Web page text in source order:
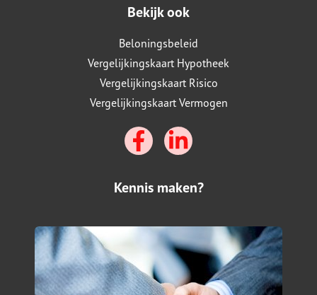
Bekijk ook
Beloningsbeleid
Vergelijkingskaart Hypotheek
Vergelijkingskaart Risico
Vergelijkingskaart Vermogen
Kennis maken?